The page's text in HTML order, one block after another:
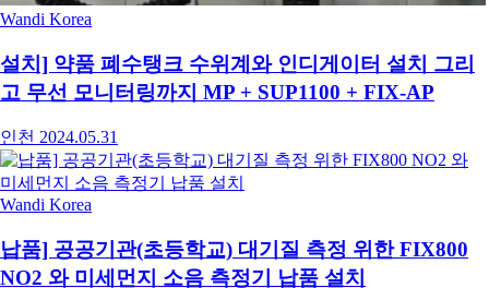
Wandi Korea
설치] 약품 폐수탱크 수위계와 인디게이터 설치 그리
고 무선 모니터링까지 MP + SUP1100 + FIX-AP
인천 2024.05.31
Wandi Korea
납품] 공공기관(초등학교) 대기질 측정 위한 FIX800
NO2 와 미세먼지 소음 측정기 납품 설치